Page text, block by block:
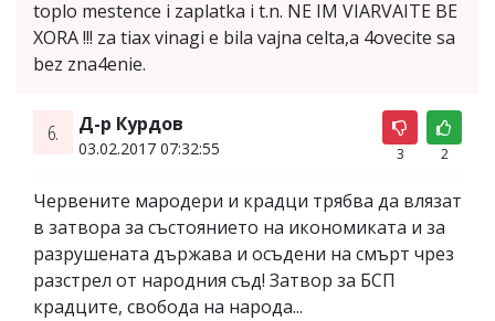
toplo mestence i zaplatka i t.n. NE IM VIARVAITE BE
XORA !!! za tiax vinagi e bila vajna celta,a 4ovecite sa
bez zna4enie.
6. Д-р Курдов
03.02.2017 07:32:55 3 2
Червените мародери и крадци трябва да влязат
в затвора за състоянието на икономиката и за
разрушената държава и осъдени на смърт чрез
разстрел от народния съд! Затвор за БСП
крадците, свобода на народа...